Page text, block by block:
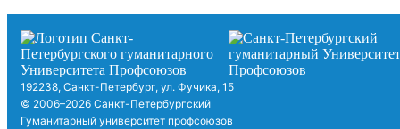
192238, Санкт-Петербург, ул. Фучика, 15
© 2006–2026 Санкт-Петербургский
Гуманитарный университет профсоюзов